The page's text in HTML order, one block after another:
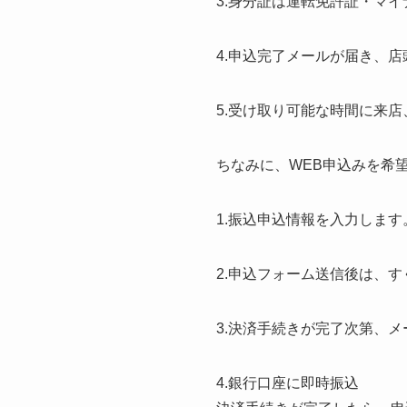
4.申込完了メールが届き、
5.受け取り可能な時間に来
ちなみに、WEB申込みを希
1.振込申込情報を入力します
2.申込フォーム送信後は、
3.決済手続きが完了次第、
4.銀行口座に即時振込